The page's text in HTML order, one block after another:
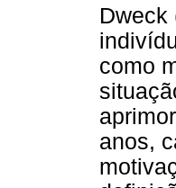
Dweck
como
anos,